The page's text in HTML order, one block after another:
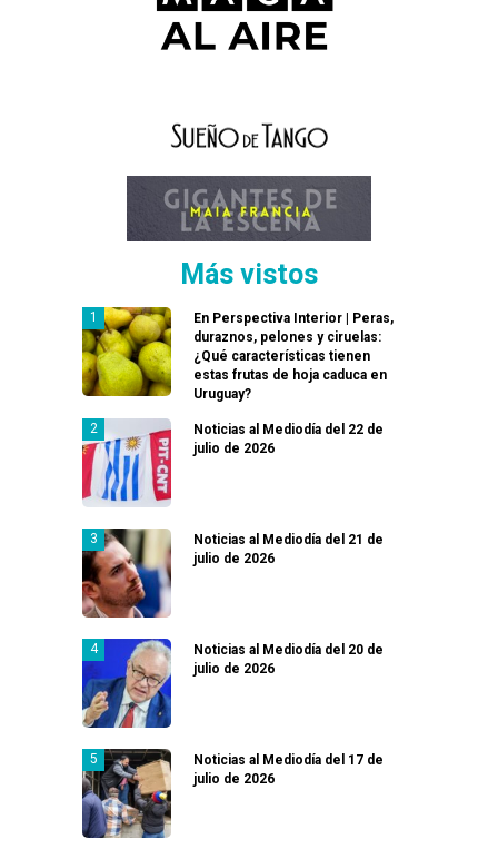
Más vistos
En Perspectiva Interior | Peras,
duraznos, pelones y ciruelas:
¿Qué características tienen
estas frutas de hoja caduca en
Uruguay?
Noticias al Mediodía del 22 de
julio de 2026
Noticias al Mediodía del 21 de
julio de 2026
Noticias al Mediodía del 20 de
julio de 2026
Noticias al Mediodía del 17 de
julio de 2026